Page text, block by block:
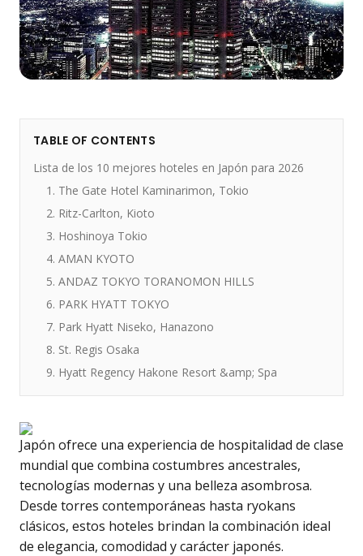
TABLE OF CONTENTS
Lista de los 10 mejores hoteles en Japón para 2026
1. The Gate Hotel Kaminarimon, Tokio
2. Ritz-Carlton, Kioto
3. Hoshinoya Tokio
4. AMAN KYOTO
5. ANDAZ TOKYO TORANOMON HILLS
6. PARK HYATT TOKYO
7. Park Hyatt Niseko, Hanazono
8. St. Regis Osaka
9. Hyatt Regency Hakone Resort &amp; Spa
Japón ofrece una experiencia de hospitalidad de clase
mundial que combina costumbres ancestrales,
tecnologías modernas y una belleza asombrosa.
Desde torres contemporáneas hasta ryokans
clásicos, estos hoteles brindan la combinación ideal
de elegancia, comodidad y carácter japonés.